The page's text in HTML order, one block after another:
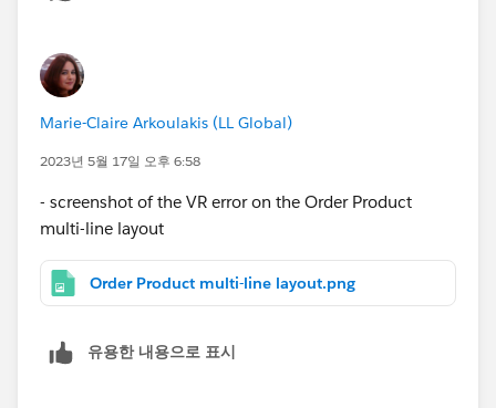
Marie-Claire Arkoulakis (LL Global)
2023년 5월 17일 오후 6:58
- screenshot of the VR error on the Order Product
multi-line layout
Order Product multi-line layout.png
유용한 내용으로 표시